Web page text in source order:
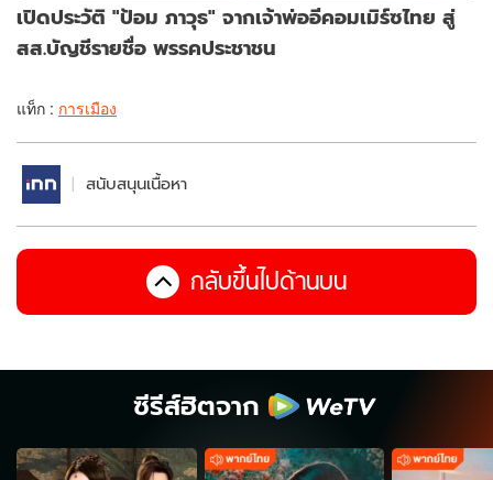
เปิดประวัติ "ป้อม ภาวุธ" จากเจ้าพ่ออีคอมเมิร์ซไทย สู่
สส.บัญชีรายชื่อ พรรคประชาชน
แท็ก : การเมือง
สนับสนุนเนื้อหา
กลับขึ้นไปด้านบน
ซีรีส์ฮิตจาก